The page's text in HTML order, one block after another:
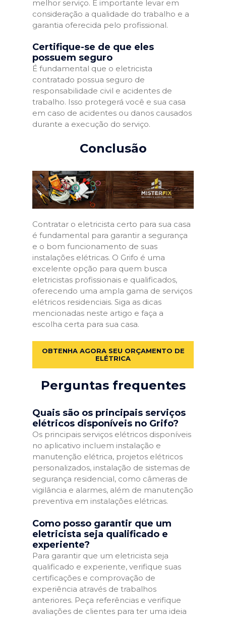
melhor serviço. É importante levar em
consideração a qualidade do trabalho e a
garantia oferecida pelo profissional.
Certifique-se de que eles
possuem seguro
É fundamental que o eletricista
contratado possua seguro de
responsabilidade civil e acidentes de
trabalho. Isso protegerá você e sua casa
em caso de acidentes ou danos causados
durante a execução do serviço.
Conclusão
Contratar o eletricista certo para sua casa
é fundamental para garantir a segurança
e o bom funcionamento de suas
instalações elétricas. O Grifo é uma
excelente opção para quem busca
eletricistas profissionais e qualificados,
oferecendo uma ampla gama de serviços
elétricos residenciais. Siga as dicas
mencionadas neste artigo e faça a
escolha certa para sua casa.
OBTENHA AGORA SEU ORÇAMENTO DE
ELÉTRICA
Perguntas frequentes
Quais são os principais serviços
elétricos disponíveis no Grifo?
Os principais serviços elétricos disponíveis
no aplicativo incluem instalação e
manutenção elétrica, projetos elétricos
personalizados, instalação de sistemas de
segurança residencial, como câmeras de
vigilância e alarmes, além de manutenção
preventiva em instalações elétricas.
Como posso garantir que um
eletricista seja qualificado e
experiente?
Para garantir que um eletricista seja
qualificado e experiente, verifique suas
certificações e comprovação de
experiência através de trabalhos
anteriores. Peça referências e verifique
avaliações de clientes para ter uma ideia